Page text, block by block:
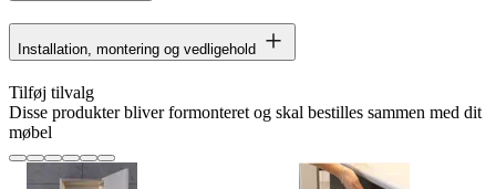
Installation, montering og vedligehold
Tilføj tilvalg
Disse produkter bliver formonteret og skal bestilles sammen med dit
møbel